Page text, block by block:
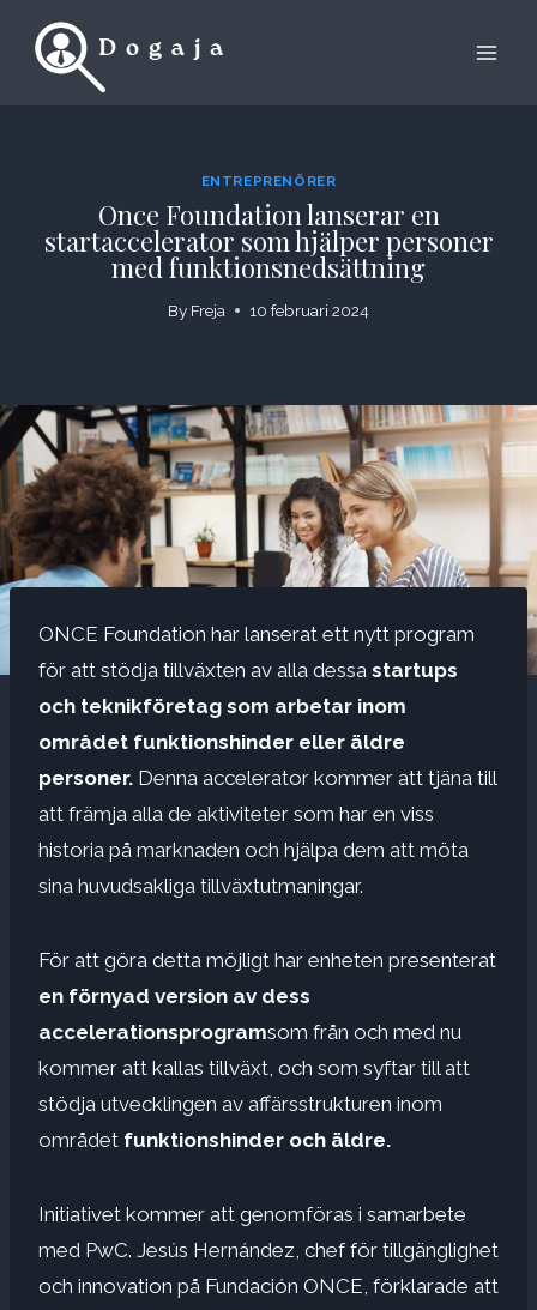
ENTREPRENÖRER
Once Foundation lanserar en
startaccelerator som hjälper personer
med funktionsnedsättning
By Freja 10 februari 2024
ONCE Foundation har lanserat ett nytt program
för att stödja tillväxten av alla dessa startups
och teknikföretag som arbetar inom
området funktionshinder eller äldre
personer. Denna accelerator kommer att tjäna till
att främja alla de aktiviteter som har en viss
historia på marknaden och hjälpa dem att möta
sina huvudsakliga tillväxtutmaningar.
För att göra detta möjligt har enheten presenterat
en förnyad version av dess
accelerationsprogramsom från och med nu
kommer att kallas tillväxt, och som syftar till att
stödja utvecklingen av affärsstrukturen inom
området funktionshinder och äldre.
Initiativet kommer att genomföras i samarbete
med PwC. Jesús Hernández, chef för tillgänglighet
och innovation på Fundación ONCE, förklarade att